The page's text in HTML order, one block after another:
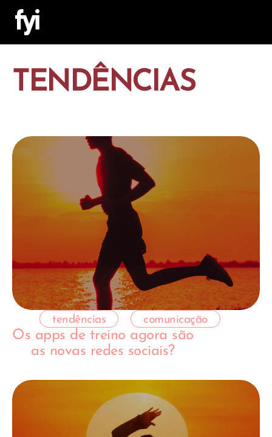
TENDÊNCIAS
tendências comunicação
Os apps de treino agora são
as novas redes sociais?